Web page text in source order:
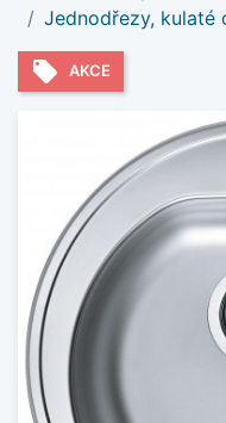
Jednodřezy, kulaté
local_offer AKCE